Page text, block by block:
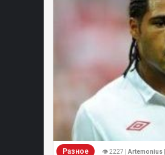
Разное 👁 2227 | Artemonius